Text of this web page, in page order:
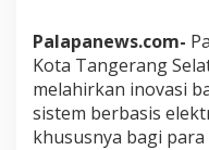
Palapanews.com-
Kota Tangerang
melahirkan inovasi
sistem berbasis
khususnya bagi